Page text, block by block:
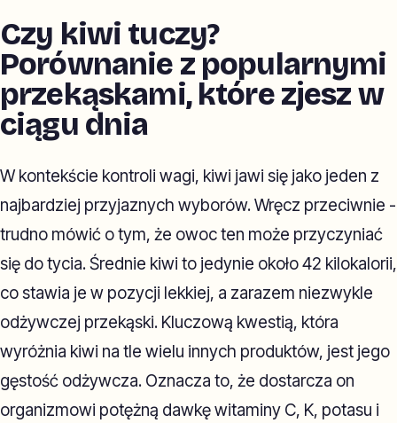
Czy kiwi tuczy?
Porównanie z popularnymi
przekąskami, które zjesz w
ciągu dnia
W kontekście kontroli wagi, kiwi jawi się jako jeden z
najbardziej przyjaznych wyborów. Wręcz przeciwnie -
trudno mówić o tym, że owoc ten może przyczyniać
się do tycia. Średnie kiwi to jedynie około 42 kilokalorii,
co stawia je w pozycji lekkiej, a zarazem niezwykle
odżywczej przekąski. Kluczową kwestią, która
wyróżnia kiwi na tle wielu innych produktów, jest jego
gęstość odżywcza. Oznacza to, że dostarcza on
organizmowi potężną dawkę witaminy C, K, potasu i